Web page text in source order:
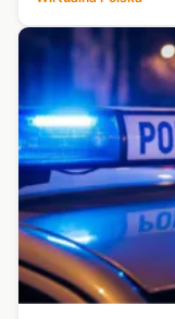
Lachowski. - Eskaluj...